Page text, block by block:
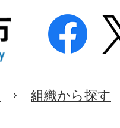
組織から探す